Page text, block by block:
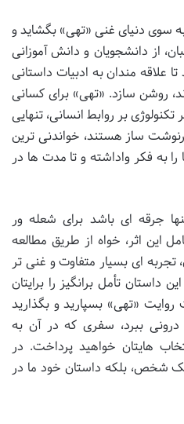
به سوی دنیای غنی «تهی» بگشاید و
از دانشجویان و دانش آموزانی
علاقه مندان به ادبیات داستانی
روشن سازد. «تهی» برای کسانی
بر روابط انسانی، تنهایی
ساز هستند، خواندنی ترین
به فکر واداشته و تا مدت ها در
جرقه ای باشد برای شعله ور
این اثر، خواه از طریق مطالعه
ای بسیار متفاوت و غنی تر
داستان تأمل برانگیز را برایتان
«تهی» بسپارید و بگذارید
ببرد، سفری که در آن به
هایتان خواهید پرداخت. در
شخص، بلکه داستان خود ما در